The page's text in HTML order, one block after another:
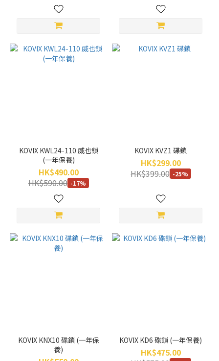
KOVIX KWL24-110 威也鎖
(一年保養)
HK$490.00
HK$590.00 -17%
KOVIX KVZ1 碟鎖
HK$299.00
HK$399.00 -25%
KOVIX KNX10 碟鎖 (一年保
養)
KOVIX KD6 碟鎖 (一年保養)
HK$475.00